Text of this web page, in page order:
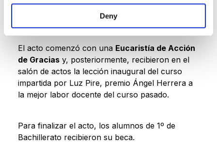
Deny
Inicio de curso, en el que participaron los
alumnos de Bachillerato y 4º de ESO.
El acto comenzó con una Eucaristía de Acción
de Graciasy, posteriormente, recibieron en el
salón de actos la lección inaugural del curso
impartida por Luz Pire, premio Ángel Herrera a
la mejor labor docente del curso pasado.
Para finalizar el acto, los alumnos de 1º de
Bachillerato recibieron su beca.